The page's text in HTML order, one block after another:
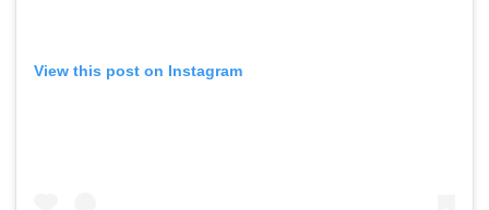
View this post on Instagram